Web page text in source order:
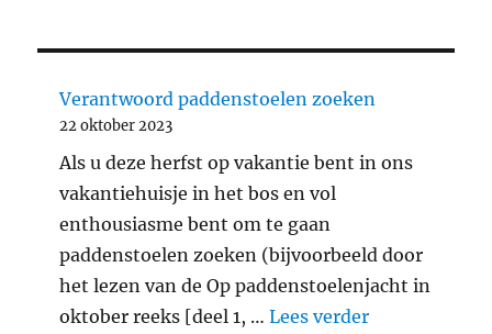
Verantwoord paddenstoelen zoeken
22 oktober 2023
Als u deze herfst op vakantie bent in ons
vakantiehuisje in het bos en vol
enthousiasme bent om te gaan
paddenstoelen zoeken (bijvoorbeeld door
het lezen van de Op paddenstoelenjacht in
oktober reeks [deel 1, …Lees verder